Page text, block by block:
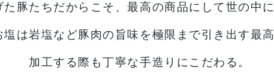
た豚たちだからこそ、最高の商品にして世の中
塩は岩塩など豚肉の旨味を極限まで引き出す最
加工する際も丁寧な手造りにこだわる。